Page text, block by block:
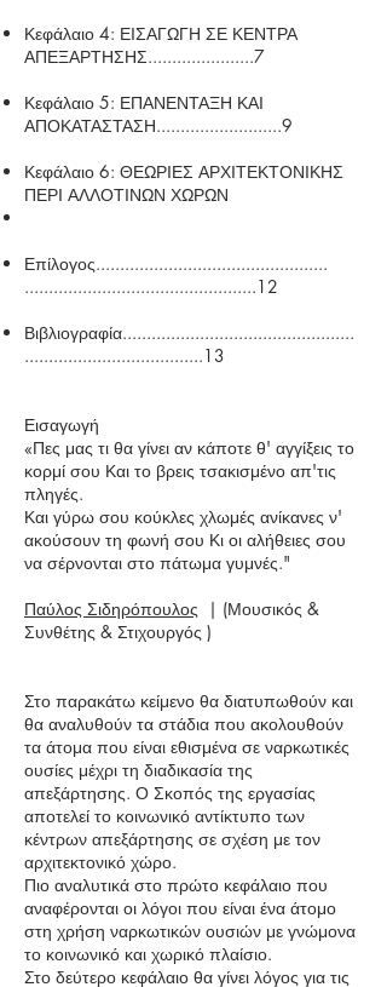
Κεφάλαιο 4: ΕΙΣΑΓΩΓΗ ΣΕ ΚΕΝΤΡΑ
ΑΠΕΞΑΡΤΗΣΗΣ......................7
Κεφάλαιο 5: ΕΠΑΝΕΝΤΑΞΗ ΚΑΙ
ΑΠΟΚΑΤΑΣΤΑΣΗ..........................9
Κεφάλαιο 6: ΘΕΩΡΙΕΣ ΑΡΧΙΤΕΚΤΟΝΙΚΗΣ
ΠΕΡΙ ΑΛΛΟΤΙΝΩΝ ΧΩΡΩΝ
Επίλογος................................................
................................................12
Βιβλιογραφία................................................
.....................................13
Εισαγωγή
«Πες μας τι θα γίνει αν κάποτε θ' αγγίξεις το
κορμί σου Και το βρεις τσακισμένο απ'τις
πληγές.
Και γύρω σου κούκλες χλωμές ανίκανες ν'
ακούσουν τη φωνή σου Κι οι αλήθειες σου
να σέρνονται στο πάτωμα γυμνές."
Παύλος Σιδηρόπουλος | (Μουσικός &
Συνθέτης & Στιχουργός )
Στο παρακάτω κείμενο θα διατυπωθούν και
θα αναλυθούν τα στάδια που ακολουθούν
τα άτομα που είναι εθισμένα σε ναρκωτικές
ουσίες μέχρι τη διαδικασία της
απεξάρτησης. Ο Σκοπός της εργασίας
αποτελεί το κοινωνικό αντίκτυπο των
κέντρων απεξάρτησης σε σχέση με τον
αρχιτεκτονικό χώρο.
Πιο αναλυτικά στο πρώτο κεφάλαιο που
αναφέρονται οι λόγοι που είναι ένα άτομο
στη χρήση ναρκωτικών ουσιών με γνώμονα
το κοινωνικό και χωρικό πλαίσιο.
Στο δεύτερο κεφάλαιο θα γίνει λόγος για τις